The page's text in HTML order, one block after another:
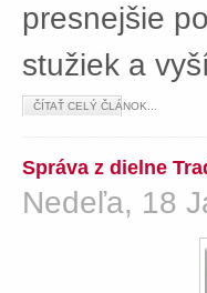
presnejšie
stužiek a
ČÍTAŤ CELÝ ČLÁNOK...
Správa z dielne
Nedeľa, 18